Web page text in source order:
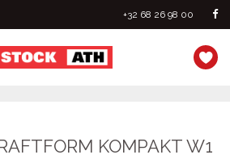
+32 68 26 98 00
KOMPAKT W1